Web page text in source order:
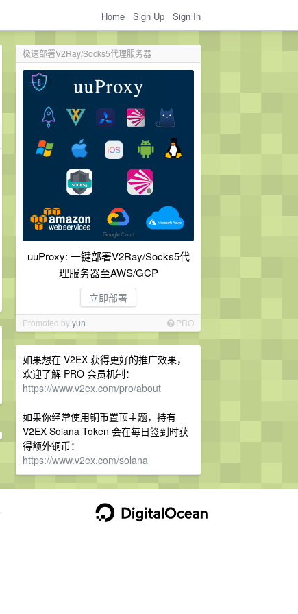
Home Sign Up Sign In
极速部署V2Ray/Socks5代理服务器
uuProxy: 一键部署V2Ray/Socks5代
理服务器至AWS/GCP
立即部署
Promoted byyun PRO
如果想在 V2EX 获得更好的推广效果，
欢迎了解 PRO 会员机制：
https://www.v2ex.com/pro/about
如果你经常使用铜币置顶主题，持有
V2EX Solana Token 会在每日签到时获
得额外铜币：
https://www.v2ex.com/solana